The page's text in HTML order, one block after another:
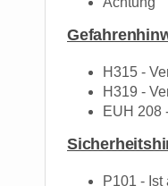
H315 -
H319 -
EUH 208
P101 -